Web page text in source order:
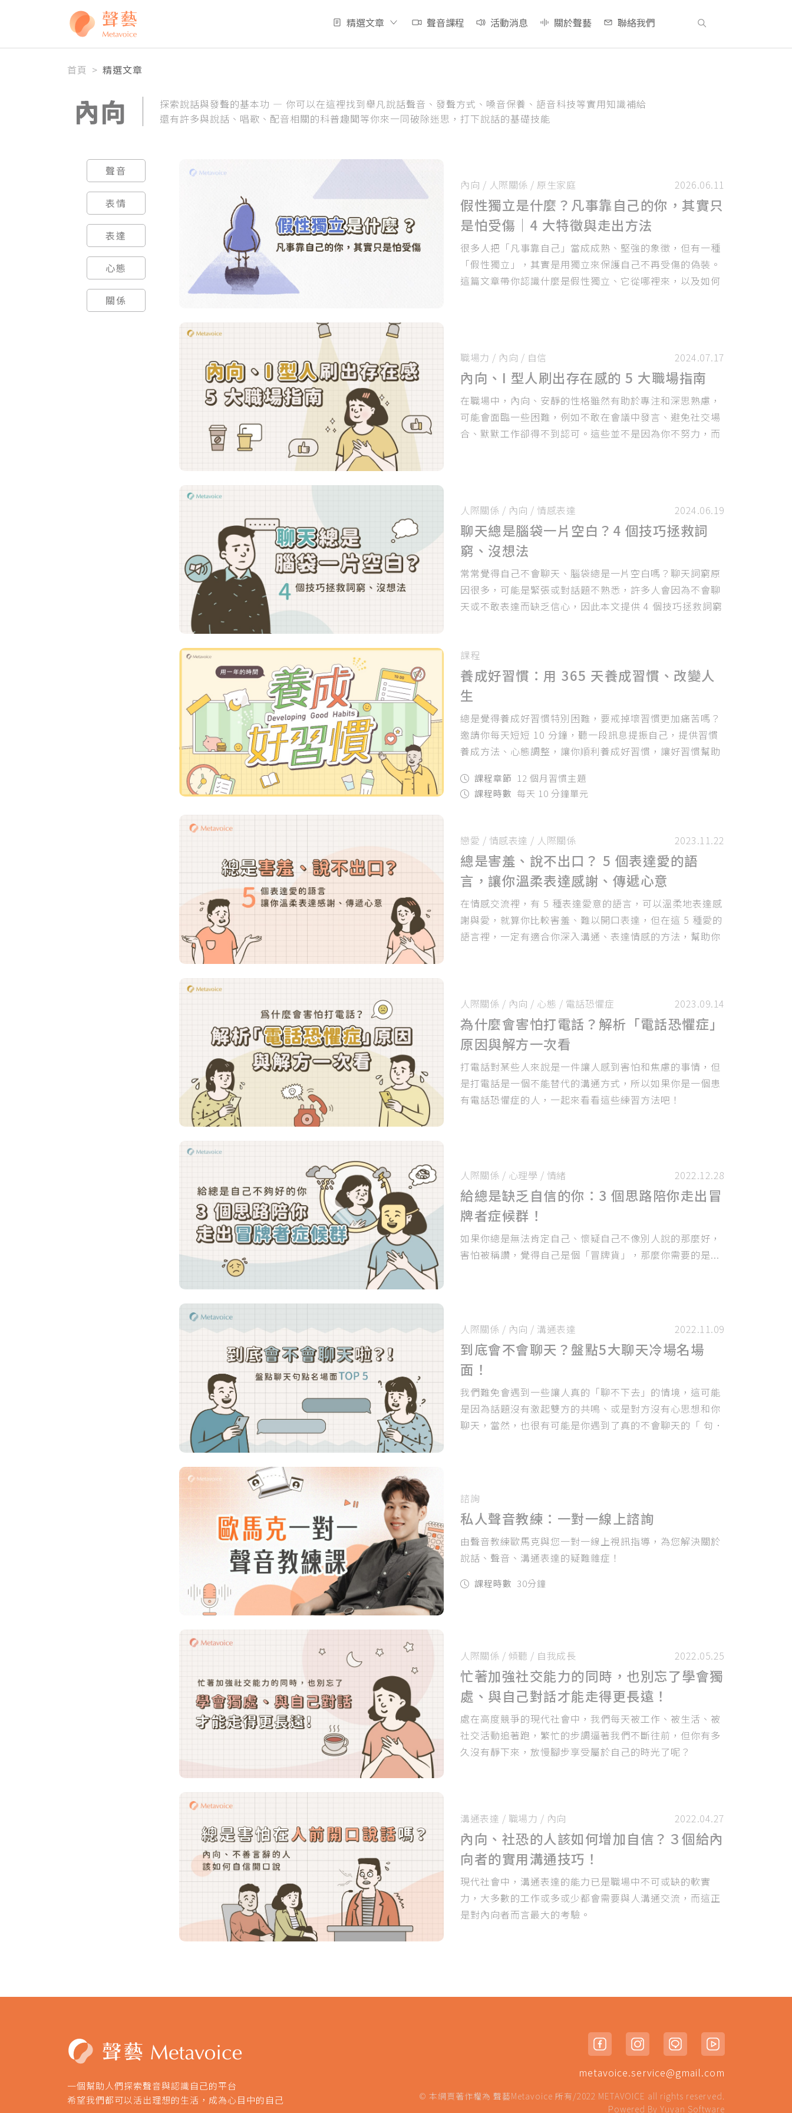
精選文章 聲音課程 活動消息 關於聲藝 聯絡我們
首頁 > 精選文章
內向
探索說話與發聲的基本功 — 你可以在這裡找到舉凡說話聲音、發聲方式、嗓音保養、語音科技等實用知識補給
還有許多與說話、唱歌、配音相關的科普趣聞等你來一同破除迷思，打下說話的基礎技能
聲音
表情
表達
心態
關係
內向 / 人際關係 / 原生家庭 2026.06.11
假性獨立是什麼？凡事靠自己的你，其實只
是怕受傷｜4 大特徵與走出方法
很多人把「凡事靠自己」當成成熟、堅強的象徵，但有一種
「假性獨立」，其實是用獨立來保護自己不再受傷的偽裝。
這篇文章帶你認識什麼是假性獨立、它從哪裡來，以及如何
職場力 / 內向 / 自信 2024.07.17
內向、I 型人刷出存在感的 5 大職場指南
在職場中，內向、安靜的性格雖然有助於專注和深思熟慮，
可能會面臨一些困難，例如不敢在會議中發言、避免社交場
合、默默工作卻得不到認可。這些並不是因為你不努力，而
人際關係 / 內向 / 情感表達 2024.06.19
聊天總是腦袋一片空白？4 個技巧拯救詞
窮、沒想法
常常覺得自己不會聊天、腦袋總是一片空白嗎？聊天詞窮原
因很多，可能是緊張或對話題不熟悉，許多人會因為不會聊
天或不敢表達而缺乏信心，因此本文提供 4 個技巧拯救詞窮
課程
養成好習慣：用 365 天養成習慣、改變人
生
總是覺得養成好習慣特別困難，要戒掉壞習慣更加痛苦嗎？
邀請你每天短短 10 分鐘，聽一段訊息提振自己，提供習慣
養成方法、心態調整，讓你順利養成好習慣，讓好習慣幫助
課程章節 12 個月習慣主題
課程時數 每天 10 分鐘單元
戀愛 / 情感表達 / 人際關係 2023.11.22
總是害羞、說不出口？ 5 個表達愛的語
言，讓你溫柔表達感謝、傳遞心意
在情感交流裡，有 5 種表達愛意的語言，可以溫柔地表達感
謝與愛，就算你比較害羞、難以開口表達，但在這 5 種愛的
語言裡，一定有適合你深入溝通、表達情感的方法，幫助你
人際關係 / 內向 / 心態 / 電話恐懼症 2023.09.14
為什麼會害怕打電話？解析「電話恐懼症」
原因與解方一次看
打電話對某些人來說是一件讓人感到害怕和焦慮的事情，但
是打電話是一個不能替代的溝通方式，所以如果你是一個患
有電話恐懼症的人，一起來看看這些練習方法吧！
人際關係 / 心理學 / 情緒 2022.12.28
給總是缺乏自信的你：3 個思路陪你走出冒
牌者症候群！
如果你總是無法肯定自己、懷疑自己不像別人說的那麼好，
害怕被稱讚，覺得自己是個「冒牌貨」，那麼你需要的是...
人際關係 / 內向 / 溝通表達 2022.11.09
到底會不會聊天？盤點5大聊天冷場名場
面！
我們難免會遇到一些讓人真的「聊不下去」的情境，這可能
是因為話題沒有激起雙方的共鳴、或是對方沒有心思想和你
聊天，當然，也很有可能是你遇到了真的不會聊天的「 句．
諮詢
私人聲音教練：一對一線上諮詢
由聲音教練歐馬克與您一對一線上視訊指導，為您解決關於
說話、聲音、溝通表達的疑難雜症！
課程時數 30分鐘
人際關係 / 傾聽 / 自我成長 2022.05.25
忙著加強社交能力的同時，也別忘了學會獨
處、與自己對話才能走得更長遠！
處在高度競爭的現代社會中，我們每天被工作、被生活、被
社交活動追著跑，繁忙的步調逼著我們不斷往前，但你有多
久沒有靜下來，放慢腳步享受屬於自己的時光了呢？
溝通表達 / 職場力 / 內向 2022.04.27
內向、社恐的人該如何增加自信？３個給內
向者的實用溝通技巧！
現代社會中，溝通表達的能力已是職場中不可或缺的軟實
力，大多數的工作或多或少都會需要與人溝通交流，而這正
是對內向者而言最大的考驗。
一個幫助人們探索聲音與認識自己的平台
希望我們都可以活出理想的生活，成為心目中的自己
metavoice.service@gmail.com
© 本網頁著作權為 聲藝Metavoice 所有/2022 METAVOICE all rights reserved.
Powered By Yuyan Software